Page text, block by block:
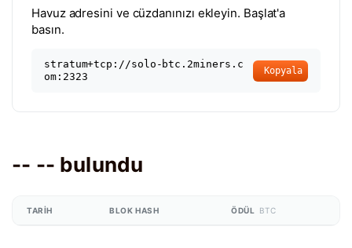
Havuz adresini ve cüzdanınızı ekleyin. Başlat'a
basın.
stratum+tcp://solo-btc.2miners.c
om:2323
Kopyala
-- -- bulundu
TARIH BLOK HASH ÖDÜL BTC